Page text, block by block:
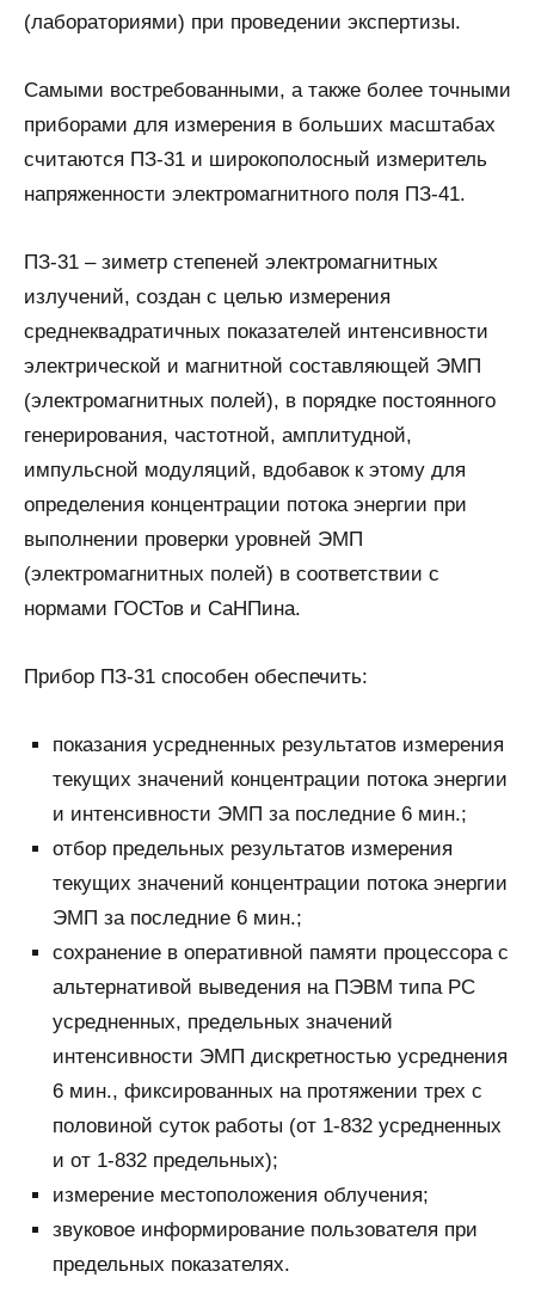
(лабораториями) при проведении экспертизы.
Самыми востребованными, а также более точными
приборами для измерения в больших масштабах
считаются ПЗ-31 и широкополосный измеритель
напряженности электромагнитного поля ПЗ-41.
ПЗ-31 – зиметр степеней электромагнитных
излучений, создан с целью измерения
среднеквадратичных показателей интенсивности
электрической и магнитной составляющей ЭМП
(электромагнитных полей), в порядке постоянного
генерирования, частотной, амплитудной,
импульсной модуляций, вдобавок к этому для
определения концентрации потока энергии при
выполнении проверки уровней ЭМП
(электромагнитных полей) в соответствии с
нормами ГОСТов и СаНПина.
Прибор ПЗ-31 способен обеспечить:
показания усредненных результатов измерения
текущих значений концентрации потока энергии
и интенсивности ЭМП за последние 6 мин.;
отбор предельных результатов измерения
текущих значений концентрации потока энергии
ЭМП за последние 6 мин.;
сохранение в оперативной памяти процессора с
альтернативой выведения на ПЭВМ типа РС
усредненных, предельных значений
интенсивности ЭМП дискретностью усреднения
6 мин., фиксированных на протяжении трех с
половиной суток работы (от 1-832 усредненных
и от 1-832 предельных);
измерение местоположения облучения;
звуковое информирование пользователя при
предельных показателях.